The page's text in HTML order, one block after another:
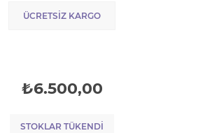
ÜCRETSIZ KARGO
₺6.500,00
STOKLAR TÜKENDI